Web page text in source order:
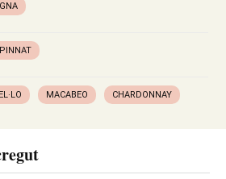
MACABEO CHARDONNAY